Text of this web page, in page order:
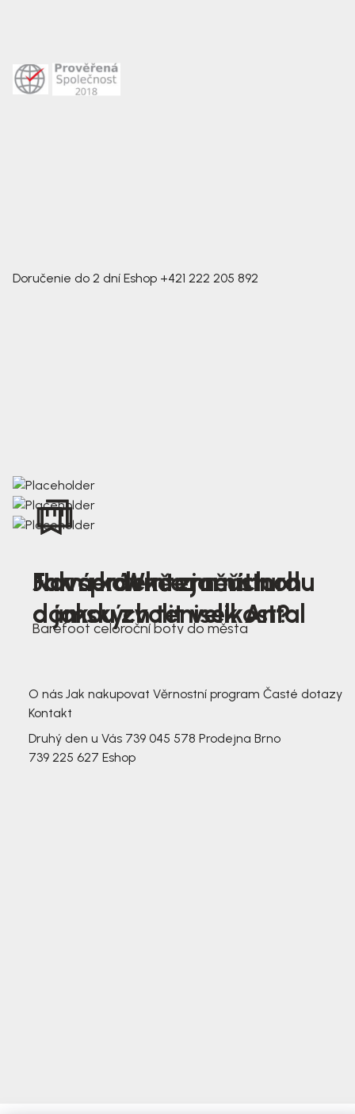
Doručenie do 2 dní Eshop +421 222 205 892
Nová kolekce jarních
dámských tenisek Antal
Jak správně změřit nohu
a jakou zvolit velikost?
Farmer Winter mustard
Barefoot celoroční boty do města
O nás Jak nakupovat Věrnostní program Časté dotazy
Kontakt
Druhý den u Vás 739 045 578 Prodejna Brno
739 225 627 Eshop